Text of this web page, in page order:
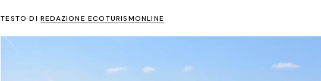
TESTO DI REDAZIONE ECOTURISMONLINE